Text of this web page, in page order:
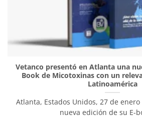
Vetanco presentó en Atlanta una
Book de Micotoxinas con un
Latinoamérica
Atlanta, Estados Unidos, 27 de
nueva edición de su E-